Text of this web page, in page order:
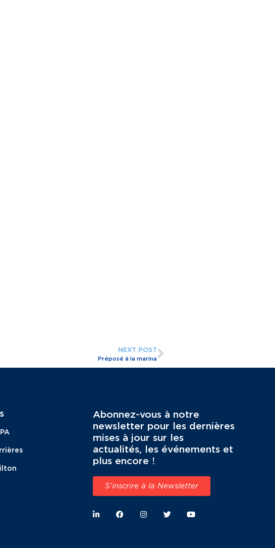
NEXT POST
Préposé à la marina
Abonnez-vous à notre
newsletter pour les dernières
mises à jour sur les
actualités, les événements et
plus encore !
S'inscrire à la Newsletter